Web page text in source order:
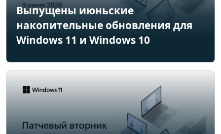
Выпущены июньские
накопительные обновления для
Windows 11 и Windows 10